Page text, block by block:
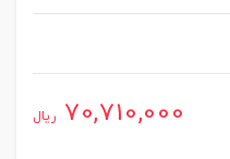
70,710,000 ریال